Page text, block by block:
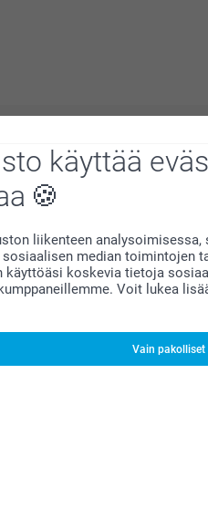
käyttää
liikenteen analysoimisessa,
median toimintojen
koskevia tietoja
Voit lukea
Vain pakolliset